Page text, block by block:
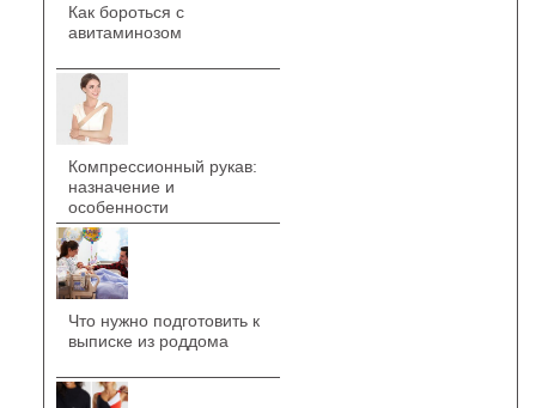
Как бороться с
авитаминозом
Компрессионный рукав:
назначение и
особенности
Что нужно подготовить к
выписке из роддома